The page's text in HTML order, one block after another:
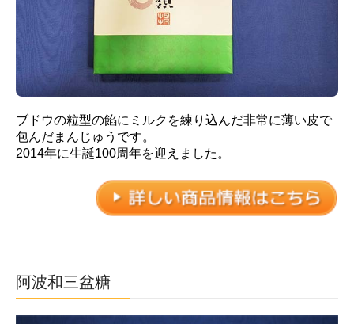
ブドウの粒型の餡にミルクを練り込んだ非常に薄い皮で
包んだまんじゅうです。
2014年に生誕100周年を迎えました。
阿波和三盆糖